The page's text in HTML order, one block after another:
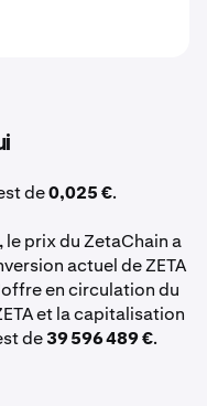
de0,025 €.
prix du ZetaChain a
actuel de ZETA
en circulation du
et la capitalisation
de39 596 489 €.